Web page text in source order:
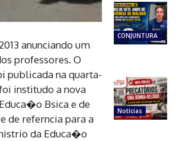
anunciando um
professores. O
publicada na quarta-
institudo a nova
Bsica e de
de referncia para a
da Educa�o
CONJUNTURA
Notícias